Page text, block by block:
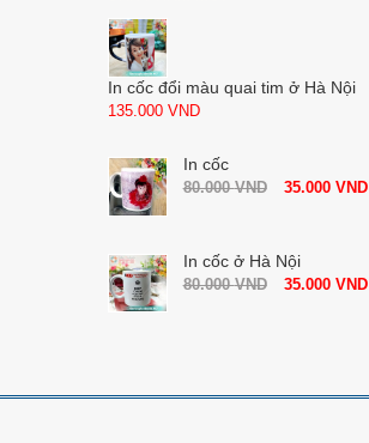
In cốc đổi màu quai tim ở Hà Nội
135.000 VND
In cốc
80.000VND 35.000 VND
In cốc ở Hà Nội
80.000VND 35.000 VND